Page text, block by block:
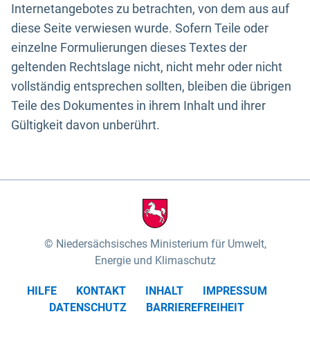
Internetangebotes zu betrachten, von dem aus auf
diese Seite verwiesen wurde. Sofern Teile oder
einzelne Formulierungen dieses Textes der
geltenden Rechtslage nicht, nicht mehr oder nicht
vollständig entsprechen sollten, bleiben die übrigen
Teile des Dokumentes in ihrem Inhalt und ihrer
Gültigkeit davon unberührt.
Niedersächsisches Ministerium für Umwelt,
Energie und Klimaschutz
HILFE KONTAKT INHALT
IMPRESSUM
DATENSCHUTZ
BARRIEREFREIHEIT